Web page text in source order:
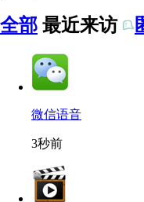
全部 最近来访
微信语音
3秒前